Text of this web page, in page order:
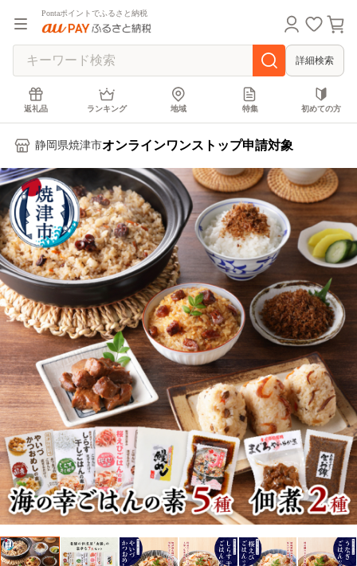
Pontaポイントでふるさと納税
詳細検索
返礼品 ランキング 地域 特集 初めての方
静岡県焼津市オンラインワンストップ申請対象